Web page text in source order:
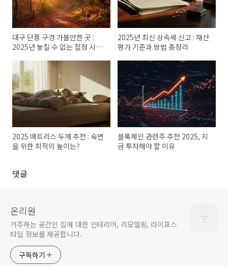
대구 단풍 구경 가볼만한 곳 :
2025년 놓칠 수 없는 절정 시기
2025년 최신 상속세 신고 : 재산
평가 기준과 방법 총정리
2025 매트리스 두께 추천 : 숙면
을 위한 최적의 높이는?
블록체인 관련주 추천 2025, 지
금 투자해야 할 이유
댓글
온리원
거주하는 공간인 집에 대한 인테리어, 리모델링, 라이프스
타일 정보를 제공합니다.
구독하기